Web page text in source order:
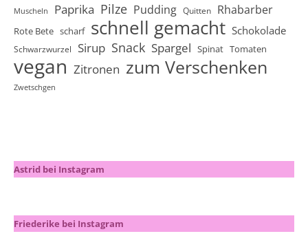
Muscheln Paprika Pilze Pudding Quitten Rhabarber
Rote Bete scharf schnell gemacht Schokolade
Schwarzwurzel Sirup Snack Spargel Spinat Tomaten
vegan Zitronen zum Verschenken
Zwetschgen
Astrid bei Instagram
Friederike bei Instagram